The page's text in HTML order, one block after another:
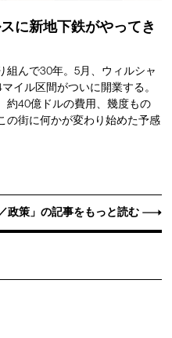
に新地下鉄がやってき
組んで30年。5月、ウィルシャ
イル区間がついに開業する。
約40億ドルの費用、幾度もの
街に何かが変わり始めた予感
政策」の記事をもっと読む